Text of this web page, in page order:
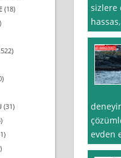
sizlere
evden
(18)
(31)